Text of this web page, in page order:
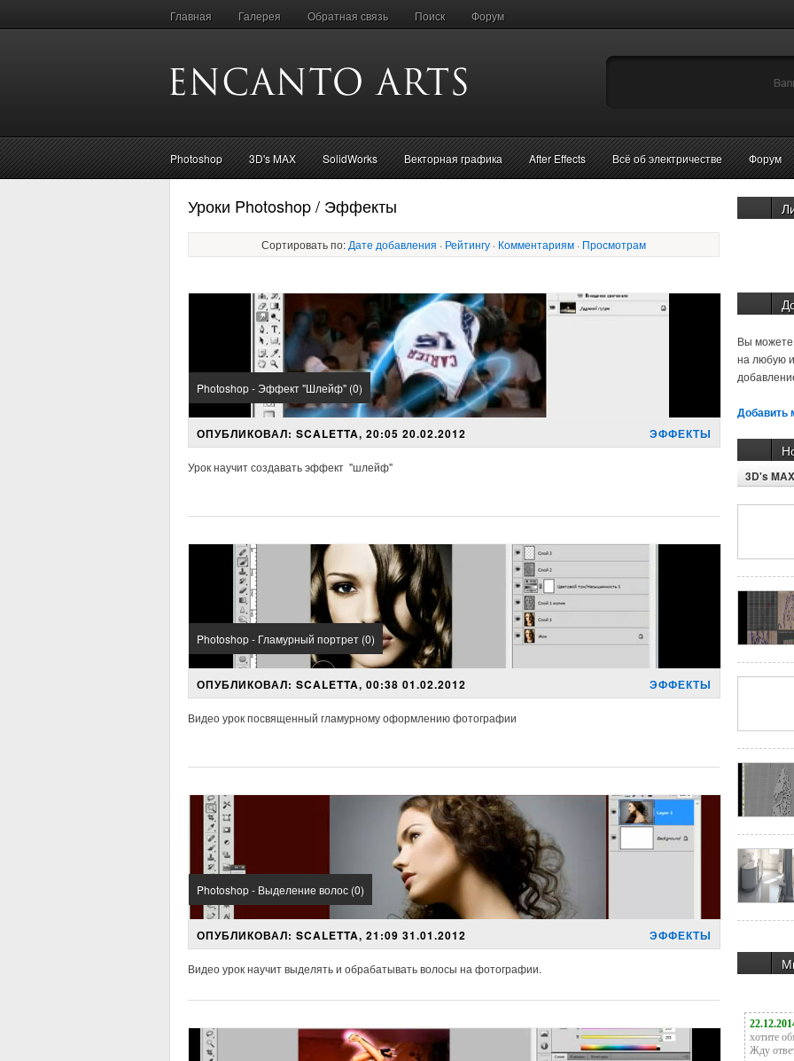
Главная Галерея Обратная связь Поиск Форум
Photoshop 3D's MAX SolidWorks Векторная графика After Effects Всё об электричестве Форум
Уроки Photoshop / Эффекты
Сортировать по: Дате добавления · Рейтингу · Комментариям · Просмотрам
Photoshop - Эффект "Шлейф" (0)
ОПУБЛИКОВАЛ: SCALETTA, 20:05 20.02.2012 ЭФФЕКТЫ
Урок научит создавать эффект "шлейф"
Photoshop - Гламурный портрет (0)
ОПУБЛИКОВАЛ: SCALETTA, 00:38 01.02.2012 ЭФФЕКТЫ
Видео урок посвященный гламурному оформлению фотографии
Photoshop - Выделение волос (0)
ОПУБЛИКОВАЛ: SCALETTA, 21:09 31.01.2012 ЭФФЕКТЫ
Видео урок научит выделять и обрабатывать волосы на фотографии.
Вы можете
на любую
Добавить
3D's MAX